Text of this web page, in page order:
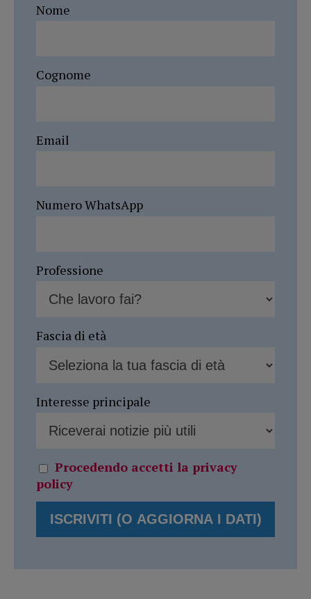
Nome
Cognome
Email
Numero WhatsApp
Professione
Fascia di età
Interesse principale
Procedendo accetti la privacy
policy